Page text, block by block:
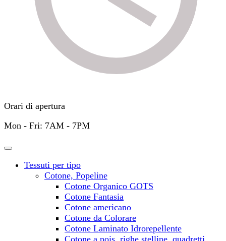
Orari di apertura
Mon - Fri: 7AM - 7PM
Tessuti per tipo
Cotone, Popeline
Cotone Organico GOTS
Cotone Fantasia
Cotone americano
Cotone da Colorare
Cotone Laminato Idrorepellente
Cotone a pois, righe stelline, quadretti